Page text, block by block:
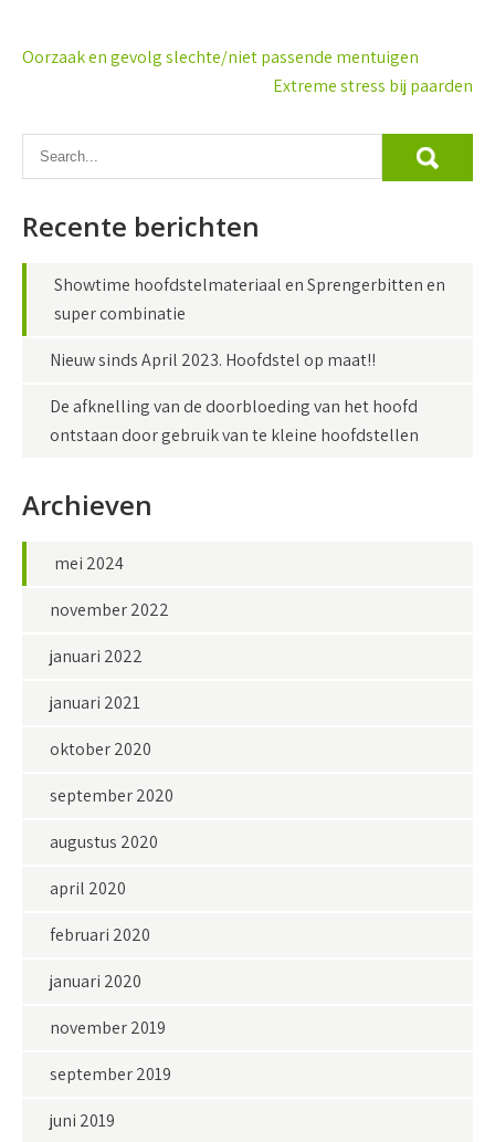
b
k
t
l
n
Bericht
Oorzaak en gevolg slechte/niet passende mentuigen
Extreme stress bij paarden
Recente berichten
Showtime hoofdstelmateriaal en Sprengerbitten en
super combinatie
Nieuw sinds April 2023. Hoofdstel op maat!!
De afknelling van de doorbloeding van het hoofd
ontstaan door gebruik van te kleine hoofdstellen
Archieven
mei 2024
november 2022
januari 2022
januari 2021
oktober 2020
september 2020
augustus 2020
april 2020
februari 2020
januari 2020
november 2019
september 2019
juni 2019